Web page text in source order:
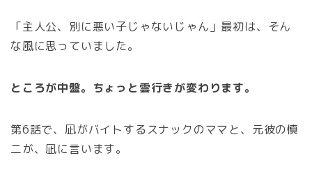
「主人公、別に悪い子じゃないじゃん」最初は、そん
な風に思っていました。
ところが中盤。ちょっと雲行きが変わります。
第6話で、凪がバイトするスナックのママと、元彼の慎
二が、凪に言います。